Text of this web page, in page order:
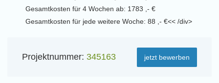
Gesamtkosten für 4 Wochen ab: 1783 ,- €
Gesamtkosten für jede weitere Woche: 88 ,- €<< /div>
Projektnummer: 345163 jetzt bewerben